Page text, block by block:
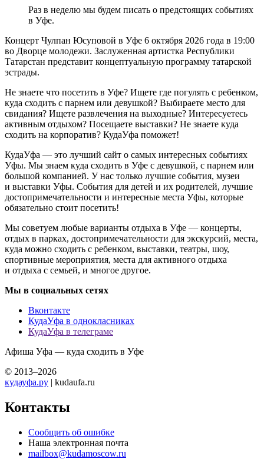
Раз в неделю мы будем писать о предстоящих событиях
в Уфе.
Концерт Чулпан Юсуповой в Уфе 6 октября 2026 года в 19:00
во Дворце молодежи. Заслуженная артистка Республики
Татарстан представит концептуальную программу татарской
эстрады.
Не знаете что посетить в Уфе? Ищете где погулять с ребенком,
куда сходить с парнем или девушкой? Выбираете место для
свидания? Ищете развлечения на выходные? Интересуетесь
активным отдыхом? Посещаете выставки? Не знаете куда
сходить на корпоратив? КудаУфа поможет!
КудаУфа — это лучший сайт о самых интересных событиях
Уфы. Мы знаем куда сходить в Уфе с девушкой, с парнем или
большой компанией. У нас только лучшие события, музеи
и выставки Уфы. События для детей и их родителей, лучшие
достопримечательности и интересные места Уфы, которые
обязательно стоит посетить!
Мы советуем любые варианты отдыха в Уфе — концерты,
отдых в парках, достопримечательности для экскурсий, места,
куда можно сходить с ребенком, выставки, театры, шоу,
спортивные мероприятия, места для активного отдыха
и отдыха с семьей, и многое другое.
Мы в социальных сетях
Вконтакте
КудаУфа в однокласниках
КудаУфа в телеграме
Афиша Уфа — куда сходить в Уфе
© 2013–2026
кудауфа.ру | kudaufa.ru
Контакты
Сообщить об ошибке
Наша электронная почта
mailbox@kudamoscow.ru